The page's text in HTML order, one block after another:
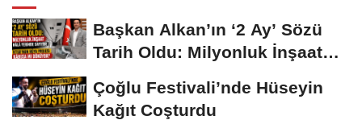
Başkan Alkan’ın ‘2 Ay’ Sözü
Tarih Oldu: Milyonluk İnşaat
Çoğlu Festivali’nde Hüseyin
Kağıt Coşturdu